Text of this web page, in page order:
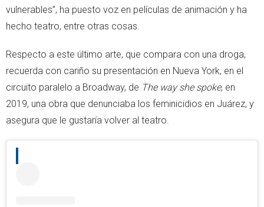
vulnerables”, ha puesto voz en películas de animación y ha
hecho teatro, entre otras cosas.
Respecto a este último arte, que compara con una droga,
recuerda con cariño su presentación en Nueva York, en el
circuito paralelo a Broadway, de The way she spoke, en
2019, una obra que denunciaba los feminicidios en Juárez, y
asegura que le gustaría volver al teatro.